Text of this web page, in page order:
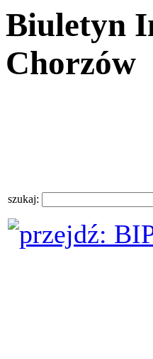
Biuletyn
Chorzów
szukaj: